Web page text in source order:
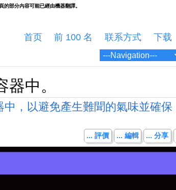
首页 前 100 名 联系方式 下载
中。
，以避免產生難聞的氣味並確保
... 評價 ... 編輯 ... 分享